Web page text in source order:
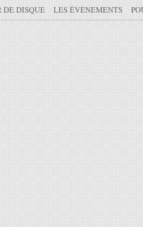
DE DISQUE LES ÉVÉNEMENTS